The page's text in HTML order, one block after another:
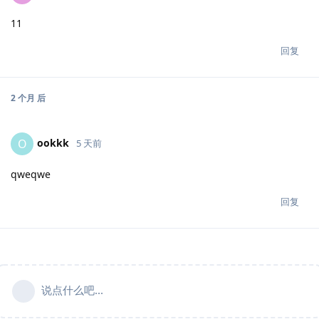
11
回复
2 个月 后
O ookkk 5 天前
qweqwe
回复
说点什么吧...